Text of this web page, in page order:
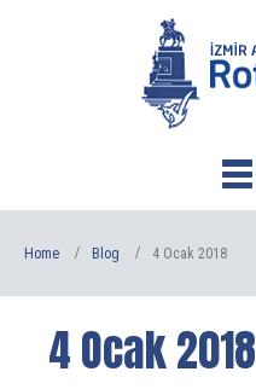
Home Blog 4 Ocak 2018
4 Ocak 2018